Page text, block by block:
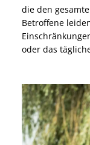
die den
Betroffene
oder das
und welche